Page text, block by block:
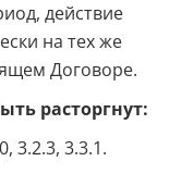
действие
на тех же
Договоре.
расторгнут:
3.2.3, 3.3.1.